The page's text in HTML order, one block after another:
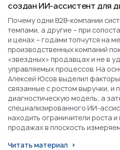
создан ИИ-ассистент для
Почему одни B2B-компании
темпами, а другие – при
и ценах – годами топчутся на
производственных компаний
«звездных» продавцах и не в
управляемых процессов. На
Алексей Юсов выделил
связанные с ростом выручки, и
диагностическую модель, а
специализированного ИИ-
находить ограничители роста
продажах в плоскость
Читать материал